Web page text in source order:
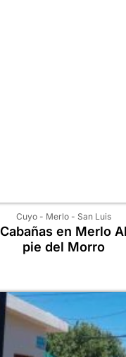
Cuyo- Merlo- San Luis
Cabañas en Merlo Al
pie del Morro